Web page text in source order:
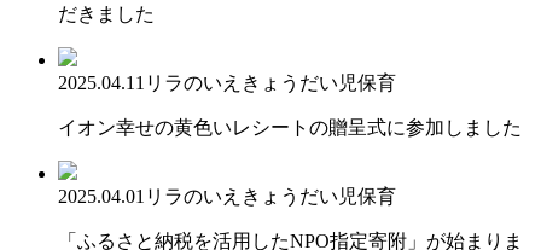
だきました
2025.04.11 リラのいえ きょうだい児保育
イオン幸せの黄色いレシートの贈呈式に参加しました
2025.04.01 リラのいえ きょうだい児保育
「ふるさと納税を活用したNPO指定寄附」が始まりま